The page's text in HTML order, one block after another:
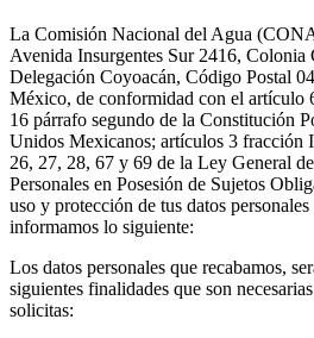
La Comisión Nacional del Agua
Avenida Insurgentes Sur 2416,
Delegación Coyoacán, Código Postal
México, de conformidad con el artículo
16 párrafo segundo de la Constitución
Unidos Mexicanos; artículos 3 fracción
26, 27, 28, 67 y 69 de la Ley General
Personales en Posesión de Sujetos
uso y protección de tus datos
informamos lo siguiente:
Los datos personales que recabamos,
siguientes finalidades que son
solicitas: